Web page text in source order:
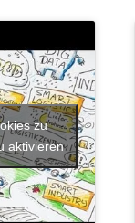
zu
aktivieren